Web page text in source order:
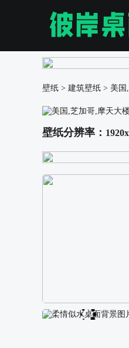
壁纸 > 建筑壁纸 > 美国
壁纸分辨率：
阿尔卑斯山区自然风景